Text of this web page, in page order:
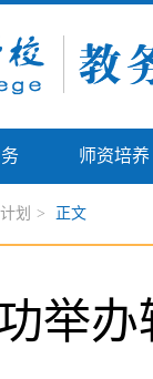
师资培养
划 > 正文
举